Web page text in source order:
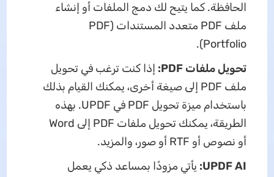
الحافظة. كما يتيح لك دمج الملفات أو إنشاء
ملف PDF متعدد المستندات (PDF
Portfolio).
تحويل ملفات PDF:
إذا كنت ترغب في تحويل
ملف PDF إلى صيغة أخرى، يمكنك القيام بذلك
باستخدام ميزة تحويل PDF في UPDF. بهذه
الطريقة، يمكنك تحويل ملفات PDF إلى Word
أو نصوص أو RTF أو صور، والمزيد.
UPDF AI: يأتي مزودًا بمساعد ذكي يعمل